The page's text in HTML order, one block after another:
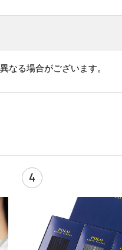
なる場合がございます。
4